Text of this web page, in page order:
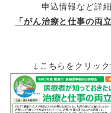
申込情報など詳
「がん治療と仕事の両
↓こちらをクリック